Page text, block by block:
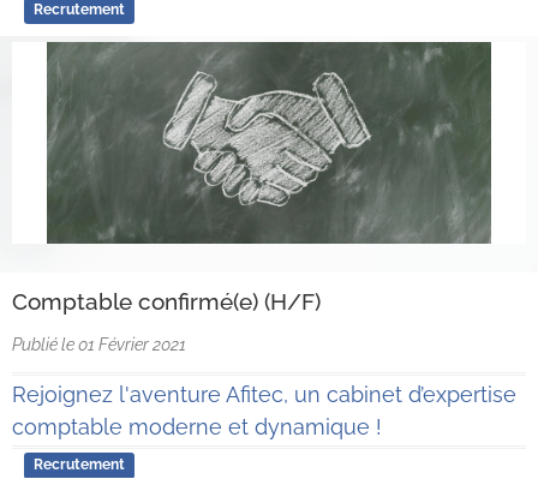
Recrutement
Comptable confirmé(e) (H/F)
Publié le 01 Février 2021
Rejoignez l'aventure Afitec, un cabinet d’expertise
comptable moderne et dynamique !
Recrutement